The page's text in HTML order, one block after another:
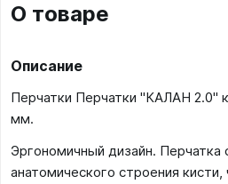
О товаре
Описание
Перчатки Перчатки "КАЛАН 2.0"
мм.
Эргономичный дизайн. Перчатка
анатомического строения кисти,